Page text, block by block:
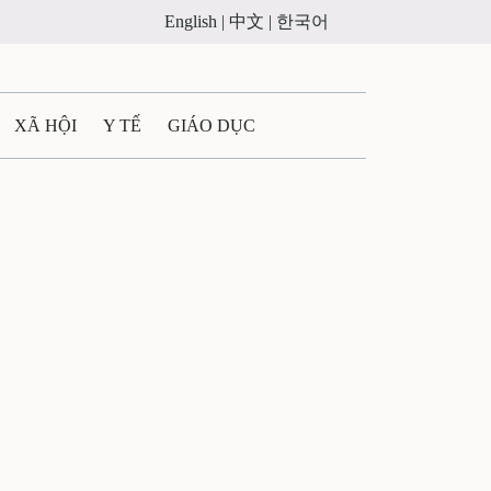
English | 中文 | 한국어
XÃ HỘI Y TẾ GIÁO DỤC
CÁO